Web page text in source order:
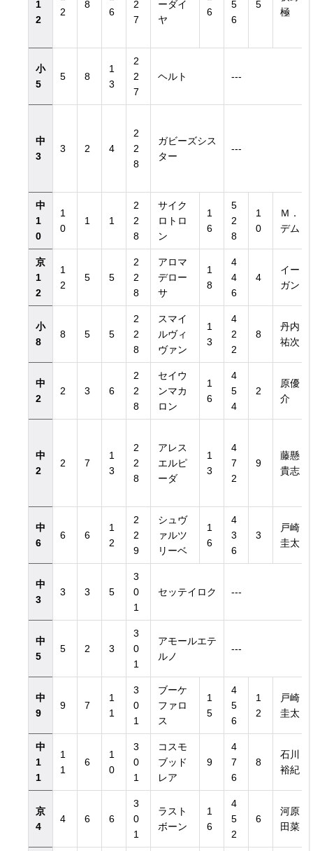
1
2
2
8
6
2
7
ーダイ
ヤ
6
5
6
5
極
小
5
5 8
1
3
2
2
7
ヘルト ---
中
3
3 2 4
2
2
8
ガビーズシス
ター
---
中
1
0
1
0
1 1
2
2
8
サイク
ロトロ
ン
1
6
5
2
8
1
0
Ｍ．
デム
京
1
2
1
2
5 5
2
2
8
アロマ
デロー
サ
1
8
4
4
6
4
イー
ガン
小
8
8 5 5
2
2
8
スマイ
ルヴィ
ヴァン
1
3
4
2
2
8
丹内
祐次
中
2
2 3 6
2
2
8
セイウ
ンマカ
ロン
1
6
4
5
4
2
原優
介
中
2
2 7
1
3
2
2
8
アレス
エルピ
ーダ
1
3
4
7
2
9
藤懸
貴志
中
6
6 6
1
2
2
2
9
シュヴ
ァルツ
リーベ
1
6
4
3
6
3
戸崎
圭太
中
3
3 3 5
3
0
1
セッテイロク ---
中
5
5 2 3
3
0
1
アモールエテ
ルノ
---
中
9
9 7
1
1
3
0
1
ブーケ
ファロ
ス
1
5
4
5
6
1
2
戸崎
圭太
中
1
1
1
1
6
1
0
3
0
1
コスモ
ブッド
レア
9
4
7
6
8
石川
裕紀
京
4
4 6 6
3
0
1
ラスト
ボーン
1
6
4
5
2
6
河原
田菜